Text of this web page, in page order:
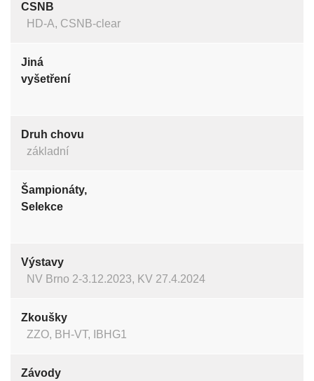
CSNB
HD-A, CSNB-clear
Jiná
vyšetření
Druh chovu
základní
Šampionáty,
Selekce
Výstavy
NV Brno 2-3.12.2023, KV 27.4.2024
Zkoušky
ZZO, BH-VT, IBHG1
Závody